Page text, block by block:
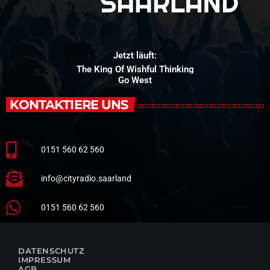
Jetzt läuft:
The King Of Wishful Thinking
Go West
KONTAKTIERE UNS
0151 560 62 560
info@cityradio.saarland
0151 560 62 560
DATENSCHUTZ
IMPRESSUM